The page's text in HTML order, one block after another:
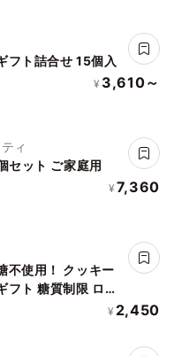
フト詰合せ 15個入
¥ 3,610～
ィ
セット ご家庭用
¥ 7,360
不使用！ クッキー
フト 糖質制限 ロカ
¥ 2,450